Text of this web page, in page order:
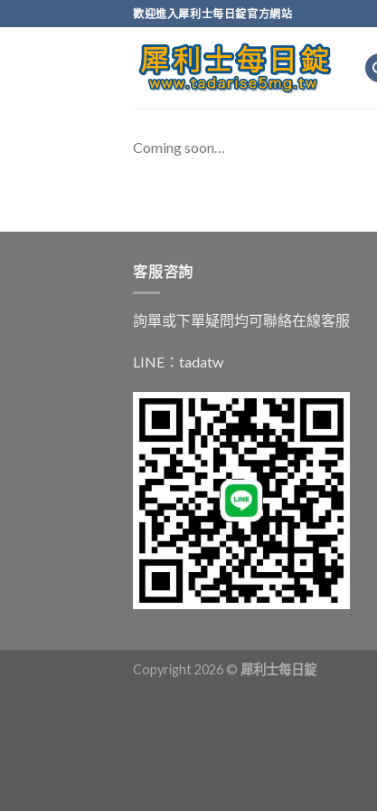
to
歡迎進入犀利士每日錠官方網站
Coming soon…
客服咨詢
詢單或下單疑問均可聯絡在線客服
LINE： tadatw
Copyright 2026 © 犀利士每日錠